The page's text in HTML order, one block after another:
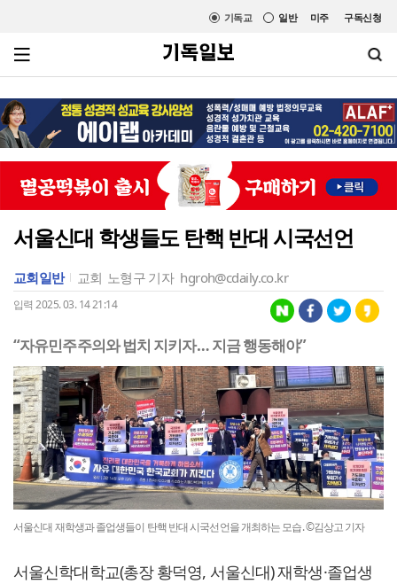
미주 구독신청
일반
기독교
서울신대 학생들도 탄핵 반대 시국선언
교회일반 교회 노형구 기자 hgroh@cdaily.co.kr
입력 2025. 03. 14 21:14
“자유민주주의와 법치 지키자… 지금 행동해야”
서울신대 재학생과 졸업생들이 탄핵 반대 시국선언을 개최하는 모습. ©김상고 기자
서울신학대학교(총장 황덕영, 서울신대) 재학생·졸업생